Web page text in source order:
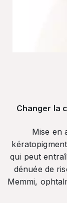
Changer la
Mise en
qui peut
dénuée de
Memmi,